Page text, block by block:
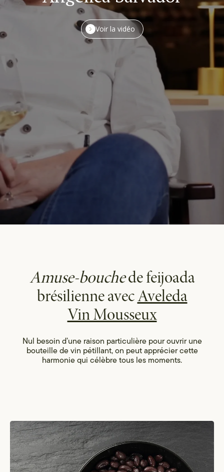
Voir la vidéo
Amuse-bouchede feijoada
brésilienne avecAveleda
Vin Mousseux
Nul besoin d’une raison particulière pour ouvrir une
bouteille de vin pétillant, on peut apprécier cette
harmonie qui célèbre tous les moments.